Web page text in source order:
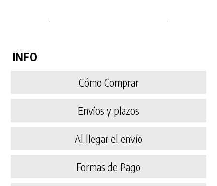
INFO
Cómo Comprar
Envíos y plazos
Al llegar el envío
Formas de Pago